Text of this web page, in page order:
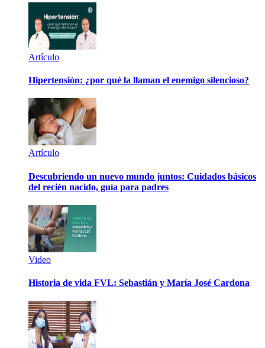
Artículo
Hipertensión: ¿por qué la llaman el enemigo silencioso?
Artículo
Descubriendo un nuevo mundo juntos: Cuidados básicos
del recién nacido, guía para padres
Video
Historia de vida FVL: Sebastián y María José Cardona